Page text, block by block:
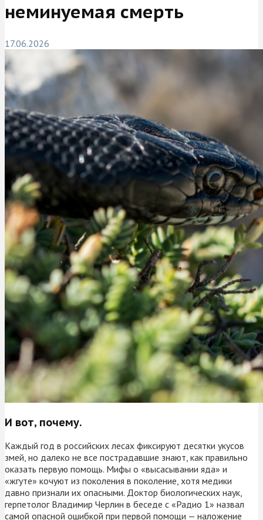
неминуемая смерть
17.06.2026
И вот, почему.
Каждый год в российских лесах фиксируют десятки укусов
змей, но далеко не все пострадавшие знают, как правильно
оказать первую помощь. Мифы о «высасывании яда» и
«жгуте» кочуют из поколения в поколение, хотя медики
давно признали их опасными. Доктор биологических наук,
герпетолог Владимир Черлин в беседе с «Радио 1» назвал
самой опасной ошибкой при первой помощи — наложение